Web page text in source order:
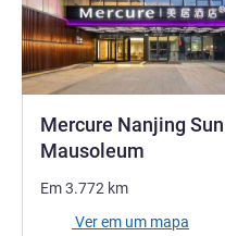
Mercure Nanjing
Mausoleum
Em3.772 km
Ver em um mapa